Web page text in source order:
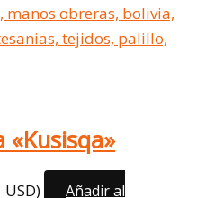
«Kusisqa»
Añadir al